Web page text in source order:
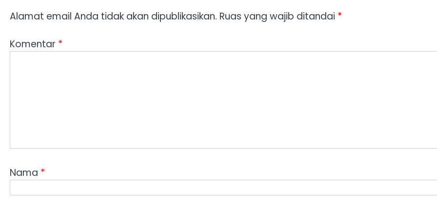
Alamat email Anda tidak akan dipublikasikan. Ruas yang wajib ditandai *
Komentar *
Nama *